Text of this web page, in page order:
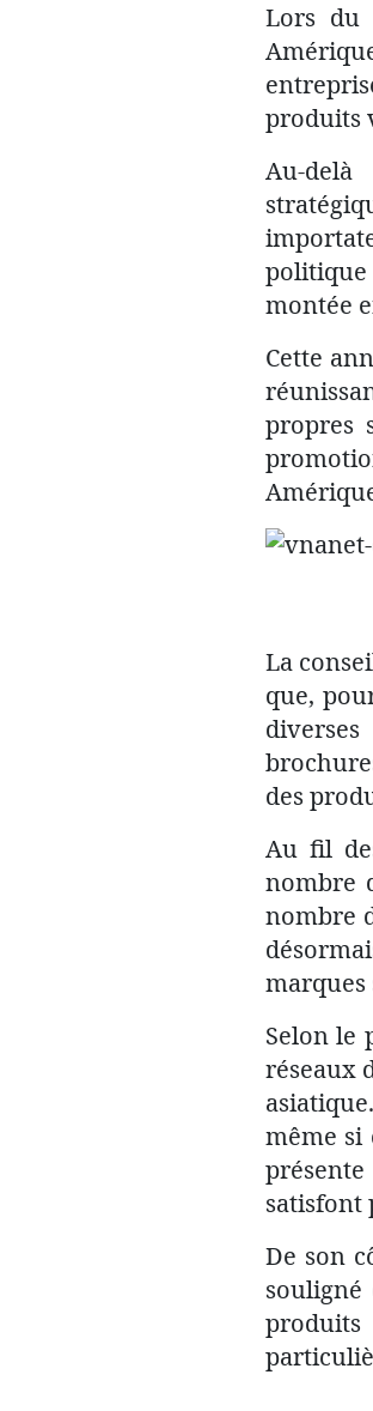
Lors du
produits
Au-
politique
montée
Cette
propres
La
que,
des
Au fil
nombre
nombre
marques
Selon le
réseaux
même si
satisfont
De son